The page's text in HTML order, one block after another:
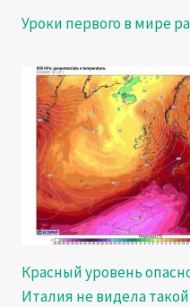
Уроки первого в мире
Красный уровень
Италия не видела